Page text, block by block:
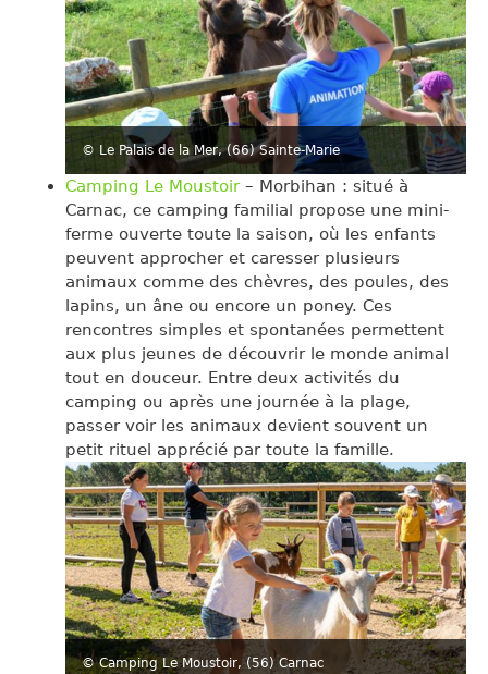
© Le Palais de la Mer, (66) Sainte-Marie
Camping Le Moustoir– Morbihan : situé à
Carnac, ce camping familial propose une mini-
ferme ouverte toute la saison, où les enfants
peuvent approcher et caresser plusieurs
animaux comme des chèvres, des poules, des
lapins, un âne ou encore un poney. Ces
rencontres simples et spontanées permettent
aux plus jeunes de découvrir le monde animal
tout en douceur. Entre deux activités du
camping ou après une journée à la plage,
passer voir les animaux devient souvent un
petit rituel apprécié par toute la famille.
© Camping Le Moustoir, (56) Carnac